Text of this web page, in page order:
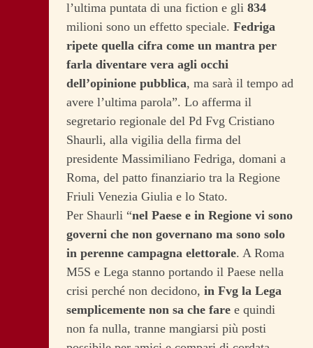
l’ultima puntata di una fiction e gli 834
milioni sono un effetto speciale. Fedriga
ripete quella cifra come un mantra per
farla diventare vera agli occhi
dell’opinione pubblica, ma sarà il tempo ad
avere l’ultima parola”. Lo afferma il
segretario regionale del Pd Fvg Cristiano
Shaurli, alla vigilia della firma del
presidente Massimiliano Fedriga, domani a
Roma, del patto finanziario tra la Regione
Friuli Venezia Giulia e lo Stato.
Per Shaurli “nel Paese e in Regione vi sono
governi che non governano ma sono solo
in perenne campagna elettorale. A Roma
M5S e Lega stanno portando il Paese nella
crisi perché non decidono, in Fvg la Lega
semplicemente non sa che fare e quindi
non fa nulla, tranne mangiarsi più posti